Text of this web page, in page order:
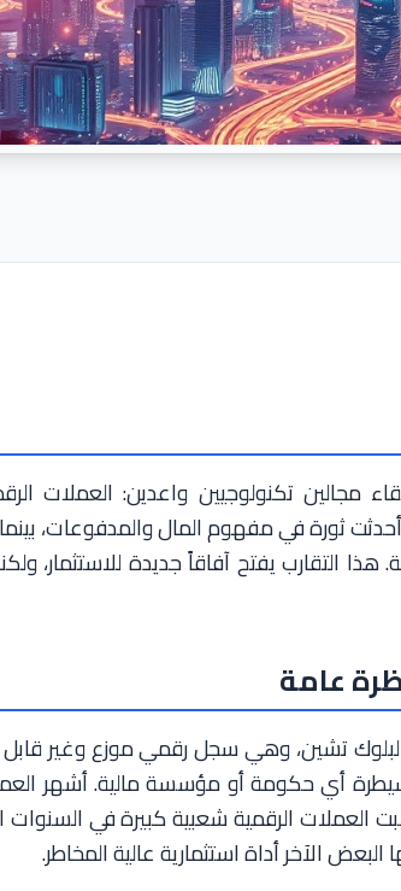
مجالين تكنولوجيين واعدين: العملات
ثورة في مفهوم المال والمدفوعات،
التقارب يفتح آفاقاً جديدة للاستثمار،
عامة
تشين، وهي سجل رقمي موزع وغير قابل
أي حكومة أو مؤسسة مالية. أشهر
العملات الرقمية شعبية كبيرة في السنوات
الآخر أداة استثمارية عالية المخاطر.